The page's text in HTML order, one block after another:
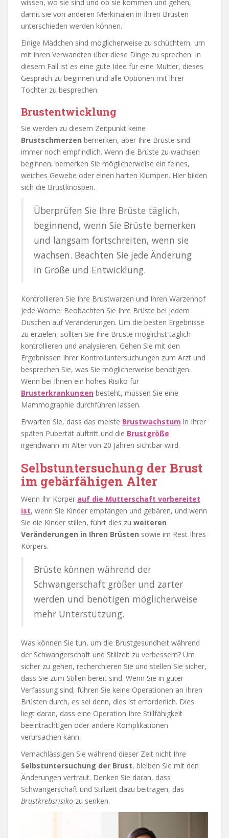
wissen, wo sie sind und ob sie kommen und gehen,
damit sie von anderen Merkmalen in Ihren Brüsten
unterschieden werden können. '
Einige Mädchen sind möglicherweise zu schüchtern, um
mit ihren Verwandten über diese Dinge zu sprechen. In
diesem Fall ist es eine gute Idee für eine Mutter, dieses
Gespräch zu beginnen und alle Optionen mit ihrer
Tochter zu besprechen.
Brustentwicklung
Sie werden zu diesem Zeitpunkt keine
Brustschmerzen bemerken, aber Ihre Brüste sind
immer noch empfindlich. Wenn die Brüste zu wachsen
beginnen, bemerken Sie möglicherweise ein feines,
weiches Gewebe oder einen harten Klumpen. Hier bilden
sich die Brustknospen.
Überprüfen Sie Ihre Brüste täglich,
beginnend, wenn Sie Brüste bemerken
und langsam fortschreiten, wenn sie
wachsen. Beachten Sie jede Änderung
in Größe und Entwicklung.
Kontrollieren Sie Ihre Brustwarzen und Ihren Warzenhof
jede Woche. Beobachten Sie Ihre Brüste bei jedem
Duschen auf Veränderungen. Um die besten Ergebnisse
zu erzielen, sollten Sie Ihre Brüste möglichst täglich
kontrollieren und analysieren. Gehen Sie mit den
Ergebnissen Ihrer Kontrolluntersuchungen zum Arzt und
besprechen Sie, was Sie möglicherweise benötigen.
Wenn bei Ihnen ein hohes Risiko für
Brusterkrankungen besteht, müssen Sie eine
Mammographie durchführen lassen.
Erwarten Sie, dass das meiste Brustwachstum in Ihrer
späten Pubertät auftritt und die Brustgröße
irgendwann im Alter von 20 Jahren sichtbar wird.
Selbstuntersuchung der Brust
im gebärfähigen Alter
Wenn Ihr Körper auf die Mutterschaft vorbereitet
ist, wenn Sie Kinder empfangen und gebären, und wenn
Sie die Kinder stillen, führt dies zu weiteren
Veränderungen in Ihren Brüsten sowie im Rest Ihres
Körpers.
Brüste können während der
Schwangerschaft größer und zarter
werden und benötigen möglicherweise
mehr Unterstützung.
Was können Sie tun, um die Brustgesundheit während
der Schwangerschaft und Stillzeit zu verbessern? Um
sicher zu gehen, recherchieren Sie und stellen Sie sicher,
dass Sie zum Stillen bereit sind. Wenn Sie in guter
Verfassung sind, führen Sie keine Operationen an Ihren
Brüsten durch, es sei denn, dies ist erforderlich. Dies
liegt daran, dass eine Operation Ihre Stillfähigkeit
beeinträchtigen oder andere Komplikationen
verursachen kann.
Vernachlässigen Sie während dieser Zeit nicht Ihre
Selbstuntersuchung der Brust, bleiben Sie mit den
Änderungen vertraut. Denken Sie daran, dass
Schwangerschaft und Stillzeit dazu beitragen, das
Brustkrebsrisiko zu senken.